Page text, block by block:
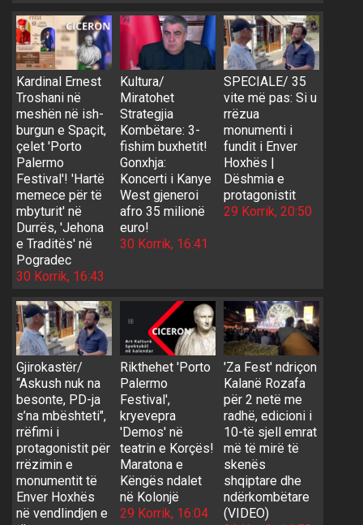
Kardinal Ernest
Troshani në
meshën në ish-
burgun e Spaçit,
çelet 'Porto
Palermo
Festival'! 'Hartë
memece për të
mbyturit' në
Durrës, 'Jehona
e Traditës' në
Pogradec
30 Korrik, 16:43
Kultura/
Miratohet
Strategjia
Kombëtare: 3-
fishim buxhetit!
Gonxhja:
Koncerti i Kanye
West gjeneroi
afro 35 milionë
euro!
30 Korrik, 16:41
SPECIALE/ 35
vite më pas: Si u
rrëzua
monumenti i
fundit i Enver
Hoxhës |
Dëshmia e
protagonistit
29 Korrik, 20:50
Gjirokastër/
“Askush nuk na
besonte, PD-ja
s’na mbështeti",
rrëfimi i
protagonistit për
rrëzimin e
monumentit të
Enver Hoxhës
në vendlindjen e
Rikthehet 'Porto
Palermo
Festival',
kryevepra
'Demos' në
teatrin e Korçës!
Maratona e
Këngës ndalet
në Kolonjë
29 Korrik, 16:04
'Za Fest' ndriçon
Kalanë Rozafa
për 2 netë me
radhë, edicioni i
10-të sjell emrat
më të mirë të
skenës
shqiptare dhe
ndërkombëtare
(VIDEO)